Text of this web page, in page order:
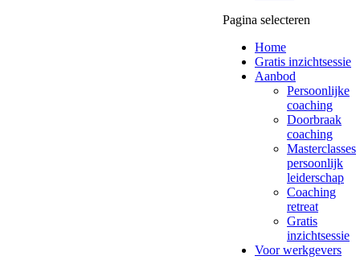
Pagina selecteren
Home
Gratis inzichtsessie
Aanbod
Persoonlijke
coaching
Doorbraak
coaching
Masterclasses
persoonlijk
leiderschap
Coaching
retreat
Gratis
inzichtsessie
Voor werkgevers